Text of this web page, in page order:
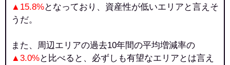
▲15.8%となっており、資産性が低いエリアと言えそ
うだ。
また、周辺エリアの過去10年間の平均増減率の
▲3.0%と比べると、必ずしも有望なエリアとは言え